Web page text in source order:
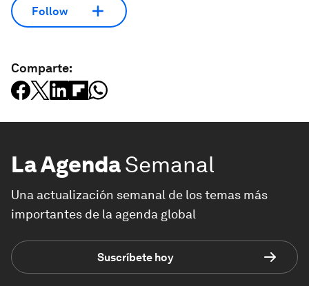
Follow
Comparte:
La AgendaSemanal
Una actualización semanal de los temas más
importantes de la agenda global
Suscríbete hoy